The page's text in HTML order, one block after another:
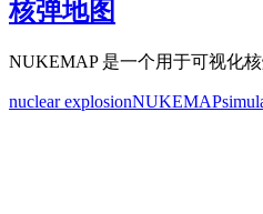
核弹地图
NUKEMAP 是一个用于可视化核
nuclear explosionNUKEMAP